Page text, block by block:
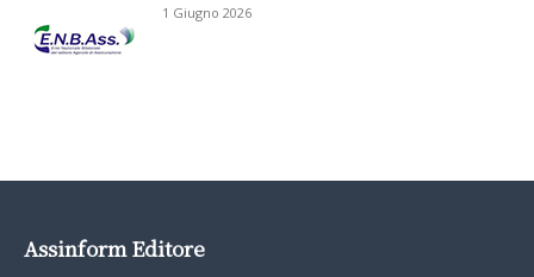
1 Giugno 2026
Assinform Editore